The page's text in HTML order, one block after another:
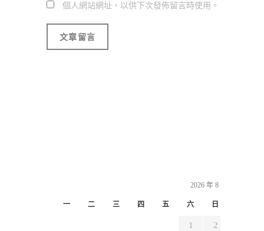
個人網站網址，以供下次發佈留言時使用。
2026 年 8 月
一 二 三 四 五 六 日
1 2